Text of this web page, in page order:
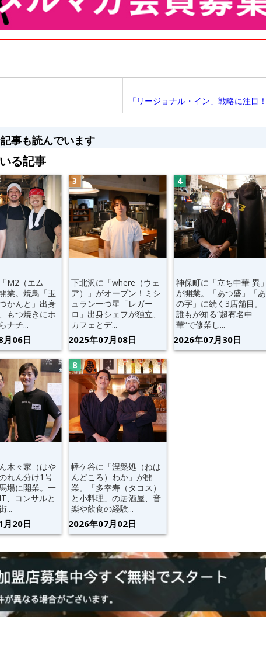
「リージョナル・イン」戦略に注目！
事も読んでいます
る記事
M2（エム
業。焼鳥「玉
かんと」出身
もつ焼きにホ
ナチ...
月06日
下北沢に「where（ウェ
ア）」がオープン！ミシ
ュラン一つ星「レガー
ロ」出身シェフが独立、
カフェとデ...
2025年07月08日
神保町に「立ち中華 異」
が開業。「あつ盛」「あ
の字」に続く3店舗目。
誰もが知る“超有名中
華”で修業し...
2026年07月30日
木々家（はや
れん分け1号
場に開業。一
、コンサルと
...
月20日
幡ケ谷に「涅槃処（ねは
んどころ）わか」が開
業。「多幸寿（タコス）
と小料理」の居酒屋、音
楽や飲食の経験...
2026年07月02日